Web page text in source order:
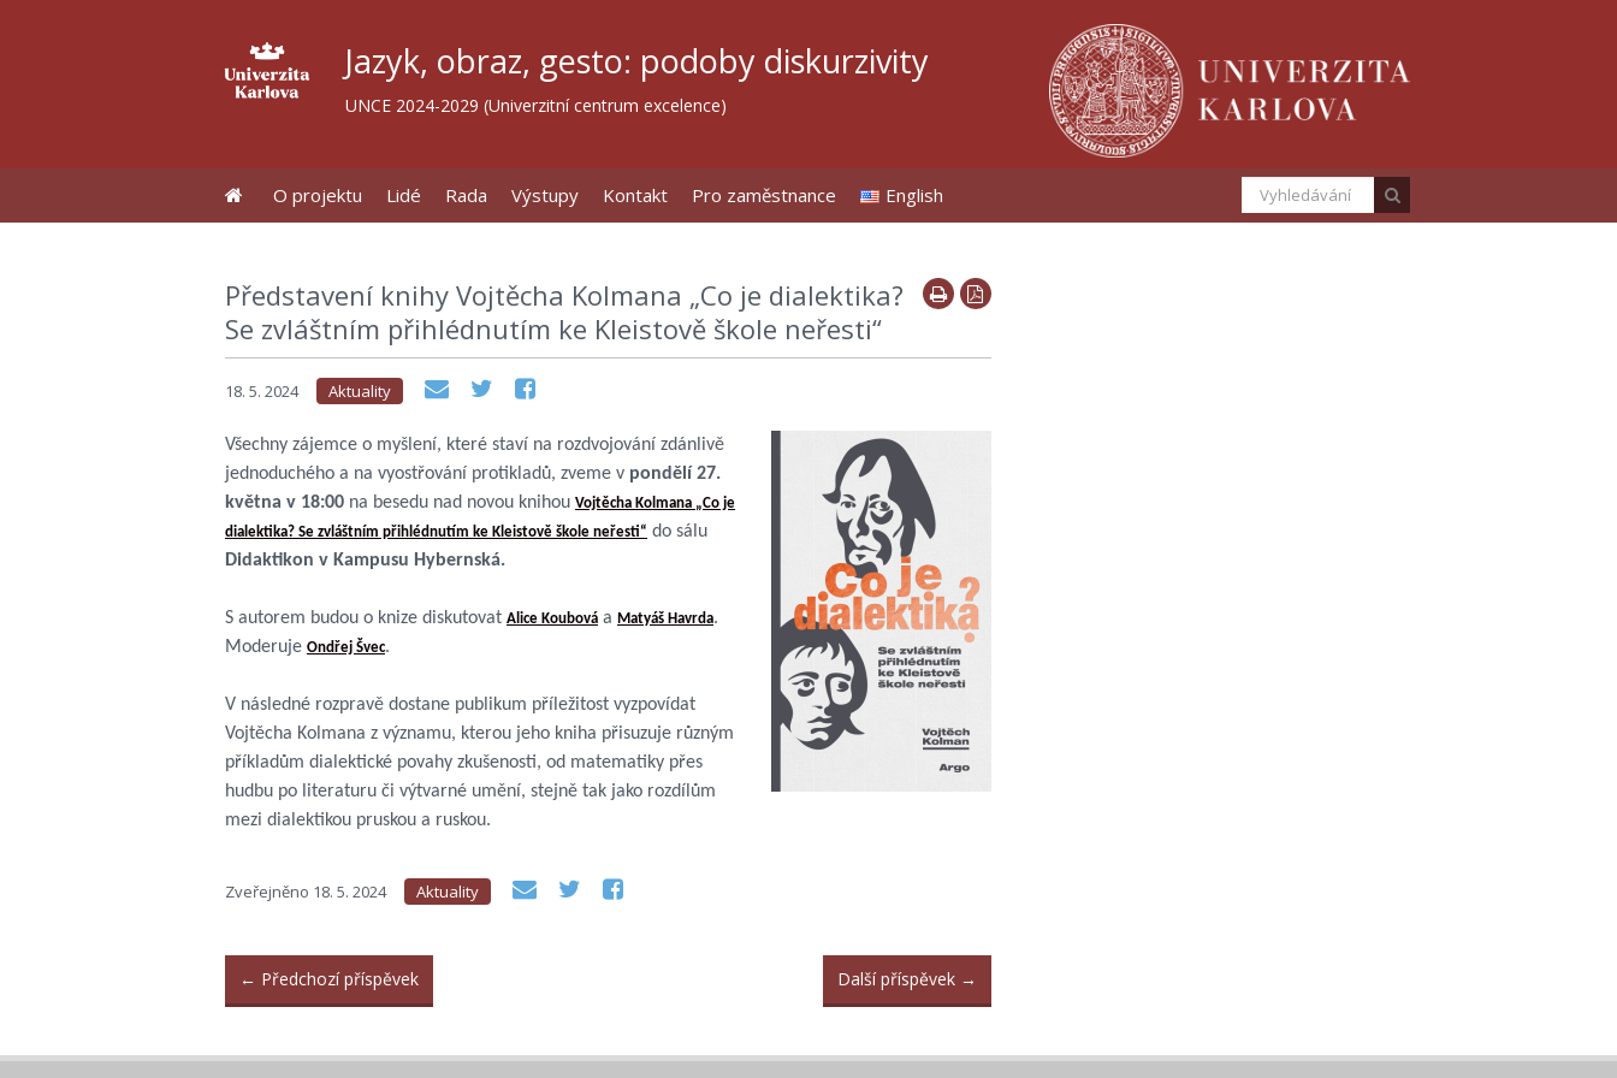
Jazyk, obraz, gesto: podoby diskurzivity
UNCE 2024-2029 (Univerzitní centrum excelence)
Představení knihy Vojtěcha Kolmana „Co je dialektika?
Se zvláštním přihlédnutím ke Kleistově škole neřesti“
18. 5. 2024 Aktuality
Všechny zájemce o myšlení, které staví na rozdvojování zdánlivě
jednoduchého a na vyostřování protikladů, zveme v pondělí 27.
května v 18:00 na besedu nad novou knihou Vojtěcha Kolmana „Co je
dialektika? Se zvláštním přihlédnutím ke Kleistově škole neřesti“ do sálu
Didaktikon v Kampusu Hybernská.
S autorem budou o knize diskutovat Alice Koubová a Matyáš Havrda.
Moderuje Ondřej Švec.
V následné rozpravě dostane publikum příležitost vyzpovídat
Vojtěcha Kolmana z významu, kterou jeho kniha přisuzuje různým
příkladům dialektické povahy zkušenosti, od matematiky přes
hudbu po literaturu či výtvarné umění, stejně tak jako rozdílům
mezi dialektikou pruskou a ruskou.
Zveřejněno 18. 5. 2024 Aktuality
← Předchozí příspěvek Další příspěvek →
O projektu Lidé Rada Výstupy Kontakt Pro zaměstnance English